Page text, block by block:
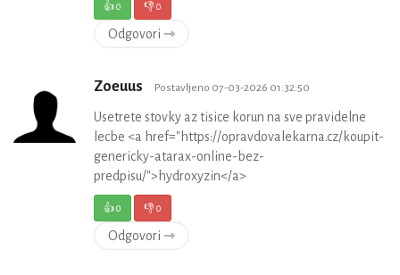
👍0 👎0
Odgovori ⇾
Zoeuus Postavljeno 07-03-2026 01:32:50
Usetrete stovky az tisice korun na sve pravidelne
lecbe <a href="https://opravdovalekarna.cz/koupit-
genericky-atarax-online-bez-
predpisu/">hydroxyzin</a>
👍0 👎0
Odgovori ⇾